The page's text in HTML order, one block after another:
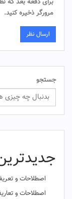
مرورگر ذخیره کنید.
جستجو
اصطلاحات و
اصطلاحات و